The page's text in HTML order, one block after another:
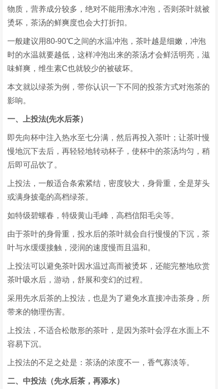
物质，营养成分较多，绝对不能用沸水冲泡，否则茶叶就被
烫坏，茶汤的鲜爽度也会大打折扣。
一般建议用80-90℃之间的水温冲泡，茶叶越是细嫩，冲泡
时的水温就要越低，这样冲泡出来的茶汤才会鲜活明亮，滋
味鲜爽，维生素C也就较少的被破坏。
本文就以绿茶为例，带你认识一下不同的投茶方式对泡茶的
影响。
一、上投法(先水后茶）
即先向杯中注入热水至七分满，然后再投入茶叶；让茶叶慢
慢地沉下去后，再轻轻地转动杯子，使杯中的茶汤均匀，稍
后即可品饮了。
上投法，一般适合条索紧结，密度较大，身骨重，全是芽头
或满身披毫的高档绿茶。
如特级碧螺春，特级黄山毛峰，高档信阳毛尖等。
由于茶叶的身骨重，投水后的茶叶就会自行慢慢的下沉，茶
叶与水缓缓接触，浸润的速度慢而且温和。
上投法可以避免茶叶因水温过高而被烫坏，还能完整地欣赏
茶叶吸水后，游动，舒展和变幻的过程。
采用先水后茶的上投法，也是为了避免水直接冲击茶身，所
带来的物理伤害。
上投法，不适合松散形的茶叶，是因为茶叶会浮在水面上不
容易下沉。
上投法的不足之处是：茶汤的浓度不一，香气寡淡等。
二、中投法（先水后茶，再添水）